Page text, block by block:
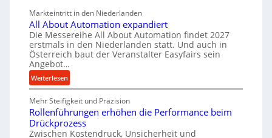
a
u
p
r
o
s
s
h
a
f
t
i
g
t
s
e
r
s
o
g
u
n
g
e
n
s
c
h
i
n
e
n
a
u
-
Markteintritt in den Niederlanden
All About Automation expandiert
Die Messereihe All About Automation findet 2027
erstmals in den Niederlanden statt. Und auch in
Österreich baut der Veranstalter Easyfairs sein
Angebot…
Weiterlesen:
A
l
l
A
b
Mehr Steifigkeit und Präzision
Rollenführungen erhöhen die Performance beim
Drückprozess
Zwischen Kostendruck, Unsicherheit und